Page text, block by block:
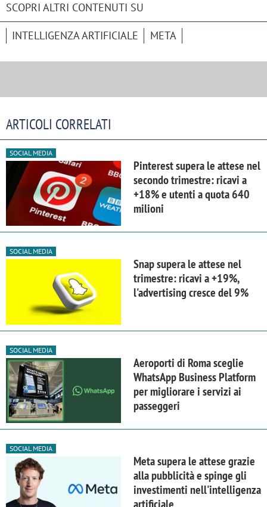
SCOPRI ALTRI CONTENUTI SU
INTELLIGENZA ARTIFICIALE META
ARTICOLI CORRELATI
SOCIAL MEDIA
Pinterest supera le attese nel
secondo trimestre: ricavi a
+18% e utenti a quota 640
milioni
SOCIAL MEDIA
Snap supera le attese nel
trimestre: ricavi a +19%,
l'advertising cresce del 9%
SOCIAL MEDIA
Aeroporti di Roma sceglie
WhatsApp Business Platform
per migliorare i servizi ai
passeggeri
SOCIAL MEDIA
Meta supera le attese grazie
alla pubblicità e spinge gli
investimenti nell'intelligenza
artificiale